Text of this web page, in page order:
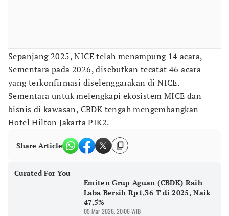
Sepanjang 2025, NICE telah menampung 14 acara,
Sementara pada 2026, disebutkan tecatat 46 acara
yang terkonfirmasi diselenggarakan di NICE.
Sementara untuk melengkapi ekosistem MICE dan
bisnis di kawasan, CBDK tengah mengembangkan
Hotel Hilton Jakarta PIK2.
Share Article
Curated For You
Emiten Grup Aguan (CBDK) Raih
Laba Bersih Rp1,36 T di 2025, Naik
47,5%
05 Mar 2026, 20:06 WIB